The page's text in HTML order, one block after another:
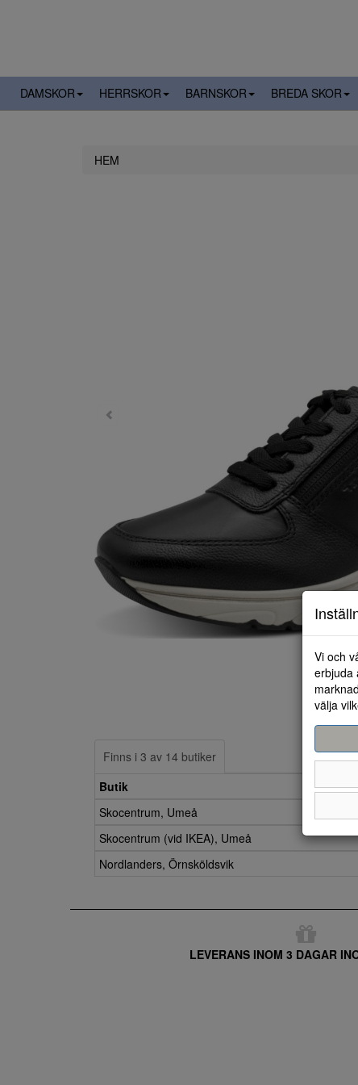
DAMSKOR HERRSKOR BARNSKOR BREDA SKOR
HEM
Finns i 3 av 14 butiker
Butik
Skocentrum, Umeå
Skocentrum (vid IKEA), Umeå
Nordlanders, Örnsköldsvik
LEVERANS INOM 3 DAGAR
Vi och
erbjuda
välja